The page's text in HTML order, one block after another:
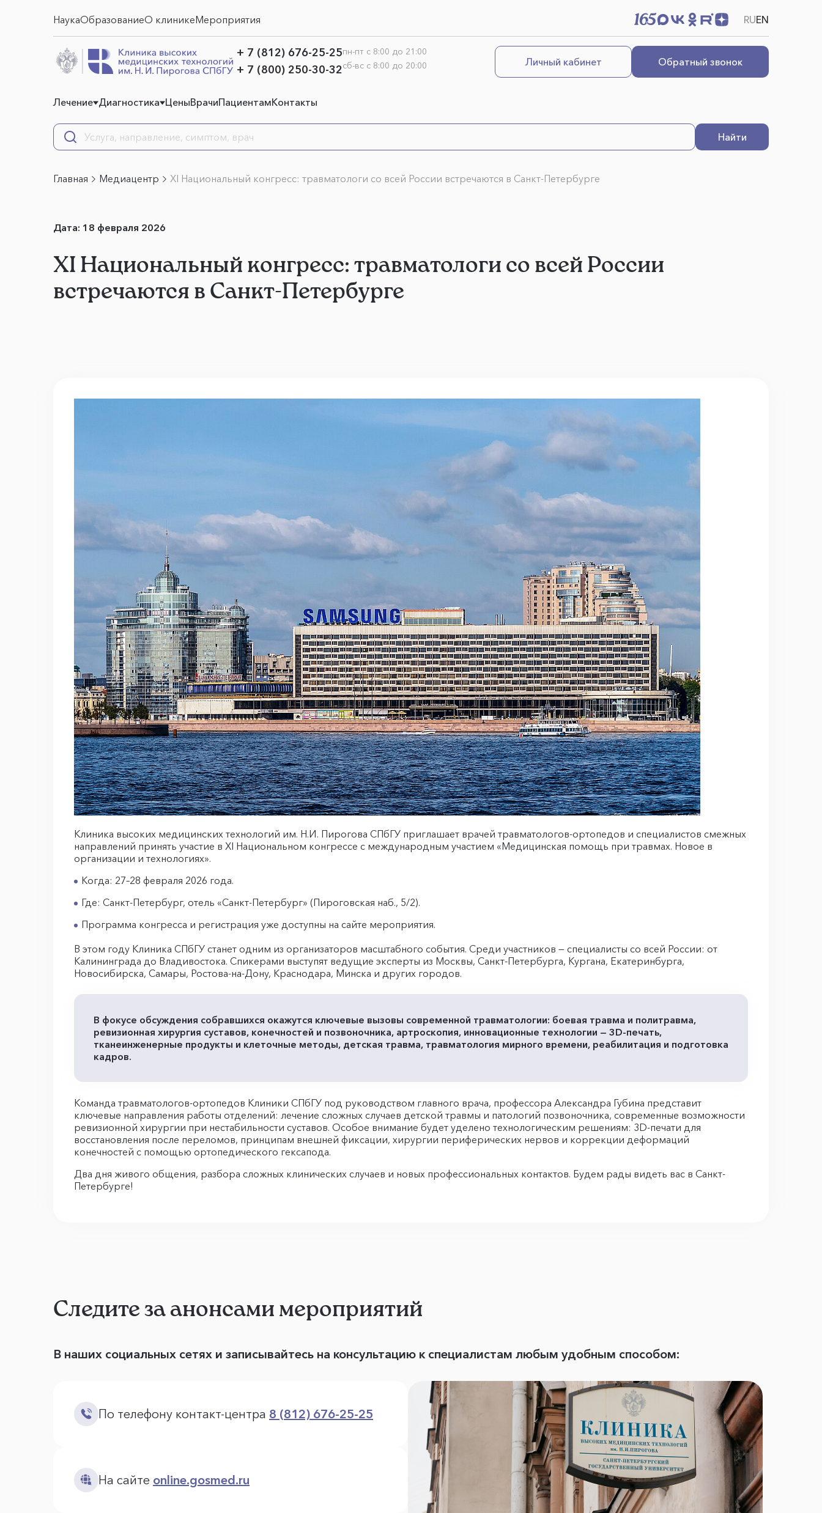
НаукаОбразованиеО клиникеМероприятия RUEN
+ 7 (812) 676-25-25
+ 7 (800) 250-30-32
пн-пт с 8:00 до 21:00
сб-вс с 8:00 до 20:00
Обратный звонок
Личный кабинет
Лечение Диагностика ЦеныВрачиПациентамКонтакты
Найти
Главная Медиацентр XI Национальный конгресс: травматологи со всей России встречаются в Санкт-Петербурге
Дата: 18 февраля 2026
XI Национальный конгресс: травматологи со всей России
встречаются в Санкт-Петербурге
Клиника высоких медицинских технологий им. Н.И. Пирогова СПбГУ приглашает врачей травматологов-ортопедов и специалистов смежных
направлений принять участие в XI Национальном конгрессе с международным участием «Медицинская помощь при травмах. Новое в
организации и технологиях».
Когда: 27–28 февраля 2026 года.
Где: Санкт-Петербург, отель «Санкт-Петербург» (Пироговская наб., 5/2).
Программа конгресса и регистрация уже доступны на сайте мероприятия.
В этом году Клиника СПбГУ станет одним из организаторов масштабного события. Среди участников — специалисты со всей России: от
Калининграда до Владивостока. Спикерами выступят ведущие эксперты из Москвы, Санкт-Петербурга, Кургана, Екатеринбурга,
Новосибирска, Самары, Ростова-на-Дону, Краснодара, Минска и других городов.
В фокусе обсуждения собравшихся окажутся ключевые вызовы современной травматологии: боевая травма и политравма,
ревизионная хирургия суставов, конечностей и позвоночника, артроскопия, инновационные технологии — 3D-печать,
тканеинженерные продукты и клеточные методы, детская травма, травматология мирного времени, реабилитация и подготовка
кадров.
Команда травматологов-ортопедов Клиники СПбГУ под руководством главного врача, профессора Александра Губина представит
ключевые направления работы отделений: лечение сложных случаев детской травмы и патологий позвоночника, современные возможности
ревизионной хирургии при нестабильности суставов. Особое внимание будет уделено технологическим решениям: 3D-печати для
восстановления после переломов, принципам внешней фиксации, хирургии периферических нервов и коррекции деформаций
конечностей с помощью ортопедического гексапода.
Два дня живого общения, разбора сложных клинических случаев и новых профессиональных контактов. Будем рады видеть вас в Санкт-
Петербурге!
Следите за анонсами мероприятий
В наших социальных сетях и записывайтесь на консультацию к специалистам любым удобным способом:
По телефону контакт-центра 8 (812) 676-25-25
На сайте online.gosmed.ru